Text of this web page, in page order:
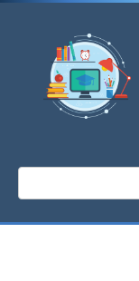
Перейти
Поиск: